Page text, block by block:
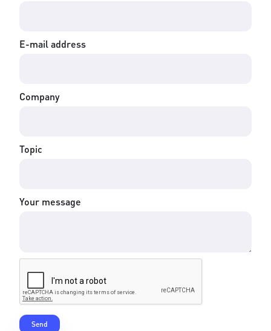
E-mail address
Company
Topic
Your message